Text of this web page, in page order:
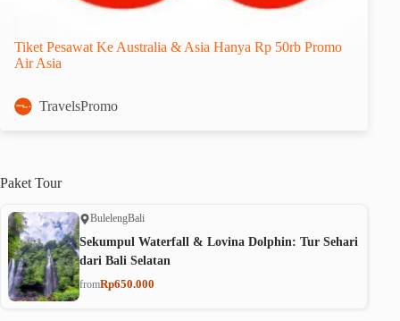
Tiket Pesawat Ke Australia & Asia Hanya Rp 50rb Promo
Air Asia
TravelsPromo
Paket Tour
BulelengBali
Sekumpul Waterfall & Lovina Dolphin: Tur Sehari
dari Bali Selatan
fromRp650.000